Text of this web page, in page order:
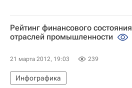
Рейтинг финансового состояния
отраслей промышленности
21 марта 2012, 19:03 239
Инфографика